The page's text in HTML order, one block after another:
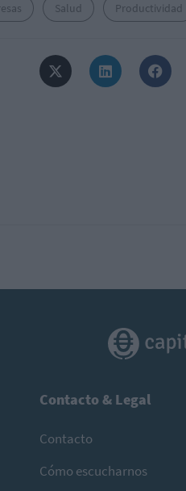
Salud Productividad
Contacto & Legal
Contacto
Cómo escucharnos